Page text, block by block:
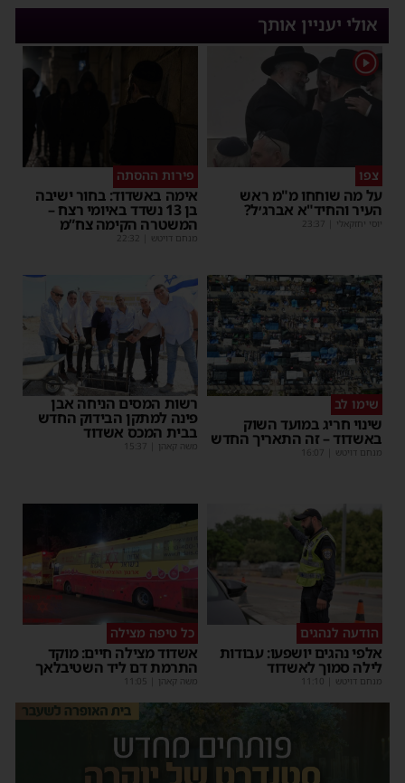
אולי יעניין אותך
1
צפו
על מה שוחחו מ"מ ראש
העיר והחיד"א אברג׳ל?
יוסי יחזקאלי 23:37
פירות ההסתה
אימה באשדוד: בחור ישיבה
בן 13 נשדד באיומי רצח –
המשטרה הקימה צח”מ
מנחם דויטש 22:32
שימו לב
שינוי חריג במועד השוק
באשדוד – זה התאריך החדש
מנחם דויטש 16:07
רשות המסים הניחה אבן
פינה למתקן הבידוק החדש
בבית המכס אשדוד
משה קאהן 15:37
הודעה לנהגים
אלפי נהגים יושפעו: עבודות
לילה סמוך לאשדוד
מנחם דויטש 11:10
כל טיפה מצילה
אשדוד מצילה חיים: מוקד
התרמת דם ליד השטיבלאך
משה קאהן 11:05